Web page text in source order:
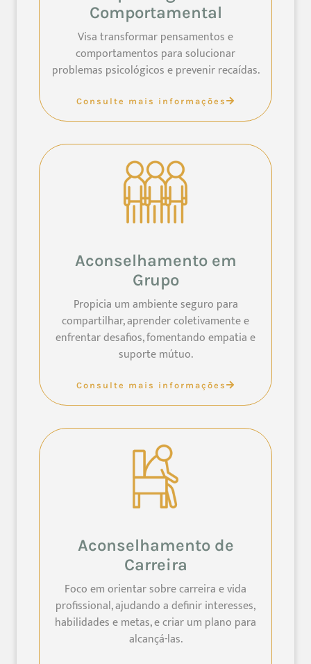
Comportamental
Visa transformar pensamentos e
comportamentos para solucionar
problemas psicológicos e prevenir recaídas.
Consulte mais informações
Aconselhamento em
Grupo
Propicia um ambiente seguro para
compartilhar, aprender coletivamente e
enfrentar desafios, fomentando empatia e
suporte mútuo.
Consulte mais informações
Aconselhamento de
Carreira
Foco em orientar sobre carreira e vida
profissional, ajudando a definir interesses,
habilidades e metas, e criar um plano para
alcançá-las.